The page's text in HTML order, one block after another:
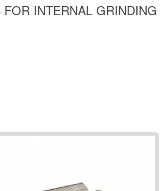
INTERNAL GRINDING